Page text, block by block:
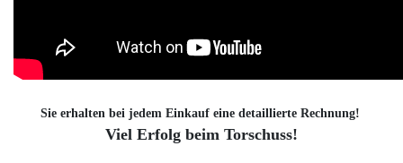
Sie erhalten bei jedem Einkauf eine detaillierte Rechnung!
Viel Erfolg beim Torschuss!